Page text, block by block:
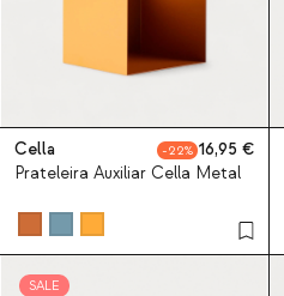
Cella 22
16,95
Prateleira Auxiliar Cella Metal
SALE